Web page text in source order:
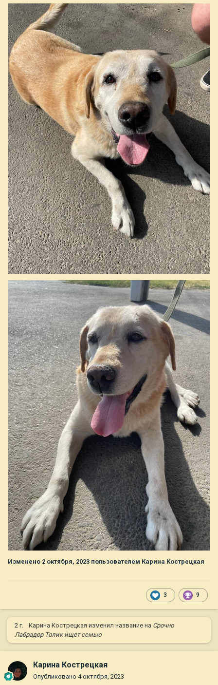
Изменено 2 октября, 2023 пользователем Карина Кострецкая
3 9
2 г. Карина Кострецкая изменил название на Срочно
Лабрадор Толик ищет семью
Карина Кострецкая
Опубликовано 4 октября, 2023